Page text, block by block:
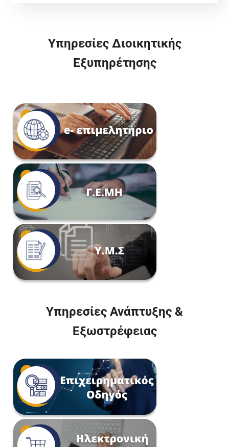
Υπηρεσίες Διοικητικής
Εξυπηρέτησης
Υπηρεσίες Ανάπτυξης &
Εξωστρέφειας